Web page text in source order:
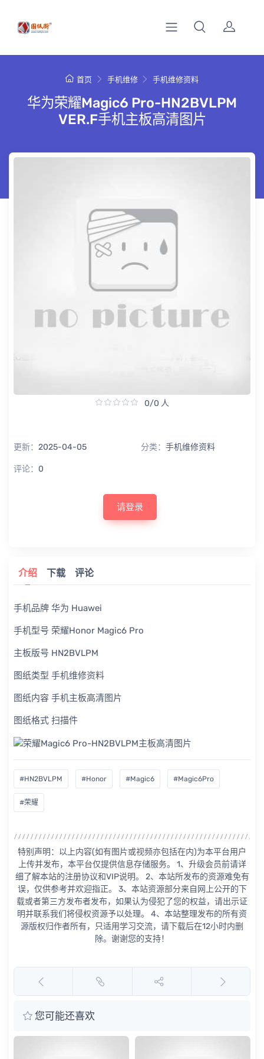
首页 手机维修 手机维修资料
华为荣耀Magic6 Pro-HN2BVLPM
VER.F手机主板高清图片
0/0 人
更新： 2025-04-05 分类： 手机维修资料
评论： 0
请登录
介绍 下载 评论
手机品牌 华为 Huawei
手机型号 荣耀Honor Magic6 Pro
主板版号 HN2BVLPM
图纸类型 手机维修资料
图纸内容 手机主板高清图片
图纸格式 扫描件
#HN2BVLPM #Honor #Magic6 #Magic6Pro
#荣耀
特别声明：以上内容(如有图片或视频亦包括在内)为本平台用户
上传并发布，本平台仅提供信息存储服务。 1、升级会员前请详
细了解本站的注册协议和VIP说明。 2、本站所发布的资源难免有
误，仅供参考并欢迎指正。 3、本站资源部分来自网上公开的下
载或者第三方发布者发布，如果认为侵犯了您的权益，请出示证
明并联系我们将侵权资源予以处理。 4、本站整理发布的所有资
源版权归作者所有，只适用学习交流，请下载后在12小时内删
除。谢谢您的支持！
您可能还喜欢